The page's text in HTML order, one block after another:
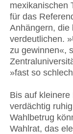
mexikanischen
für das
Anhängern, die
verdeutlichen.
zu gewinnen«,
»fast so
Bis auf
verdächtig
Wahlbetrug
Wahlrat, das